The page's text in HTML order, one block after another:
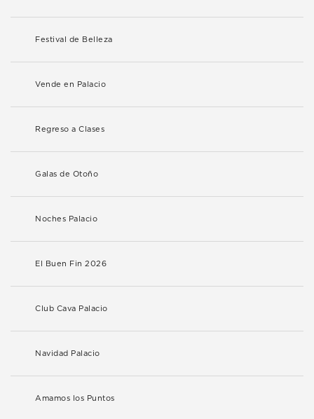
Festival de Belleza
Vende en Palacio
Regreso a Clases
Galas de Otoño
Noches Palacio
El Buen Fin 2026
Club Cava Palacio
Navidad Palacio
Amamos los Puntos